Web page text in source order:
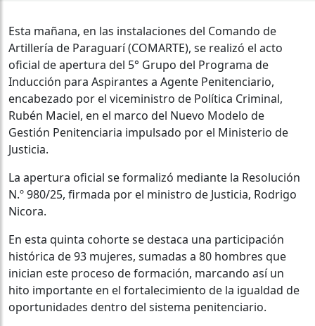
Esta mañana, en las instalaciones del Comando de
Artillería de Paraguarí (COMARTE), se realizó el acto
oficial de apertura del 5° Grupo del Programa de
Inducción para Aspirantes a Agente Penitenciario,
encabezado por el viceministro de Política Criminal,
Rubén Maciel, en el marco del Nuevo Modelo de
Gestión Penitenciaria impulsado por el Ministerio de
Justicia.
La apertura oficial se formalizó mediante la Resolución
N.º 980/25, firmada por el ministro de Justicia, Rodrigo
Nicora.
En esta quinta cohorte se destaca una participación
histórica de 93 mujeres, sumadas a 80 hombres que
inician este proceso de formación, marcando así un
hito importante en el fortalecimiento de la igualdad de
oportunidades dentro del sistema penitenciario.